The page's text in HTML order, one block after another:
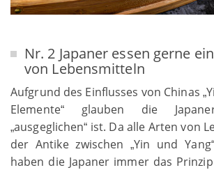
Nr. 2 Japaner essen gerne
von Lebensmitteln
Aufgrund des Einflusses von Chinas „
Elemente“glauben die
„ausgeglichen“ ist. Da alle Arten von
der Antike zwischen„Yin und Yang“
haben die Japaner immer das